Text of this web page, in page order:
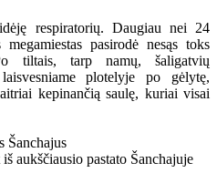
respiratorių. Daugiau nei 24
pasirodė nesąs toks
tiltais, tarp namų, šaligatvių
plotelyje po gėlytę,
kepinančią saulę, kuriai visai